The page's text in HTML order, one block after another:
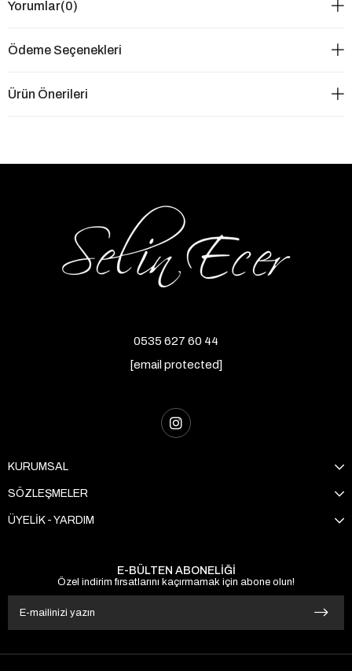
Yorumlar(0)
Ödeme Seçenekleri
Ürün Önerileri
0535 627 60 44
[email protected]
KURUMSAL
SÖZLEŞMELER
ÜYELİK - YARDIM
E-BÜLTEN ABONELİĞİ
Özel indirim fırsatlarını kaçırmamak için abone olun!